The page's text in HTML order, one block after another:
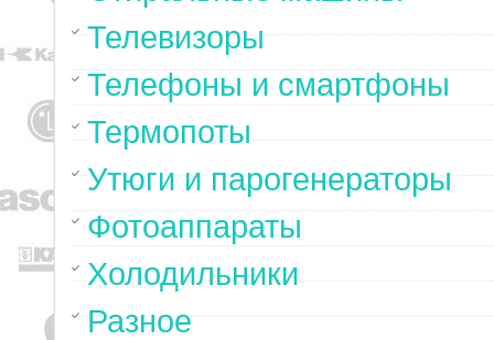
Телевизоры
Телефоны и смартфоны
Термопоты
Утюги и парогенераторы
Фотоаппараты
Холодильники
Разное